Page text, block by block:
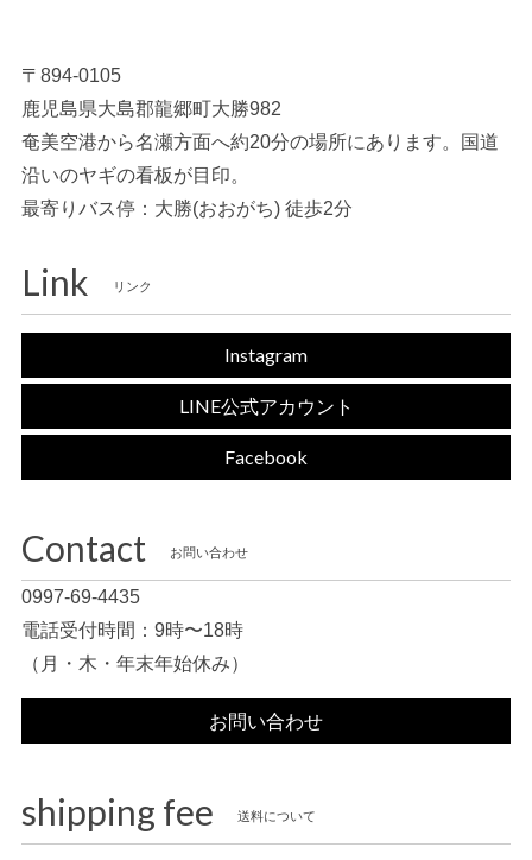
〒894-0105
鹿児島県大島郡龍郷町大勝982
奄美空港から名瀬方面へ約20分の場所にあります。国道
沿いのヤギの看板が目印。
最寄りバス停：大勝(おおがち) 徒歩2分
Link リンク
Instagram
LINE公式アカウント
Facebook
Contact お問い合わせ
0997-69-4435
電話受付時間：9時〜18時
（月・木・年末年始休み）
お問い合わせ
shipping fee 送料について